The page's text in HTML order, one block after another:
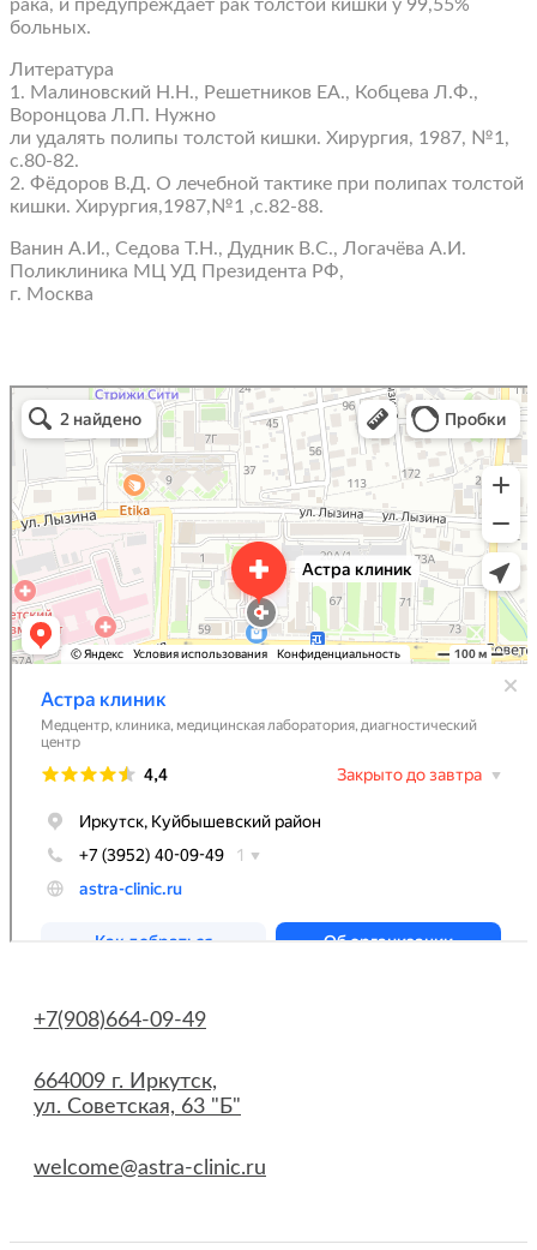
рака, и предупреждает рак толстой кишки у 99,55%
больных.
Литература
1. Малиновский Н.Н., Решетников ЕА., Кобцева Л.Ф.,
Воронцова Л.П. Нужно
ли удалять полипы толстой кишки. Хирургия, 1987, №1,
с.80-82.
2. Фёдоров В.Д. О лечебной тактике при полипах толстой
кишки. Хирургия,1987,№1 ,с.82-88.
Ванин А.И., Седова Т.Н., Дудник В.С., Логачёва А.И.
Поликлиника МЦ УД Президента РФ,
г. Москва
Astra Clinic
Medical center, clinic in Irkutsk
Diagnostic center in Irkutsk
+7(908)664-09-49
664009 г. Иркутск,
ул. Советская, 63 "Б"
welcome@astra-clinic.ru